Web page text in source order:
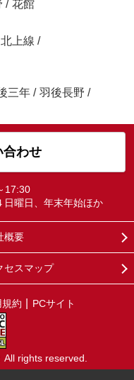
/ 花館
北上線 /
三年 / 羽後長野 /
合わせ
17:30
日曜日、年末年始ほか
概要
セスマップ
約 PCサイト
rights reserved.